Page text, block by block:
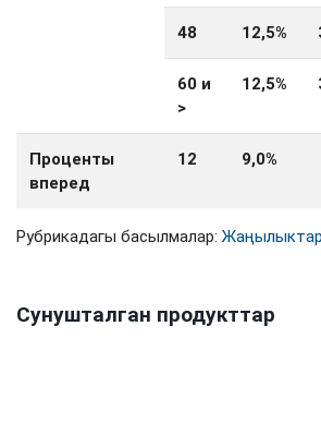
48 12,5%
60 и
>
12,5%
Проценты
вперед
12 9,0%
Рубрикадагы басылмалар: Жаңылыктар
Сунушталган продукттар